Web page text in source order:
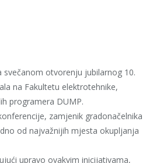
svečanom otvorenju jubilarnog 10.
na Fakultetu elektrotehnike,
programera DUMP.
zamjenik gradonačelnika
od najvažnijih mjesta okupljanja
upravo ovakvim inicijativama,